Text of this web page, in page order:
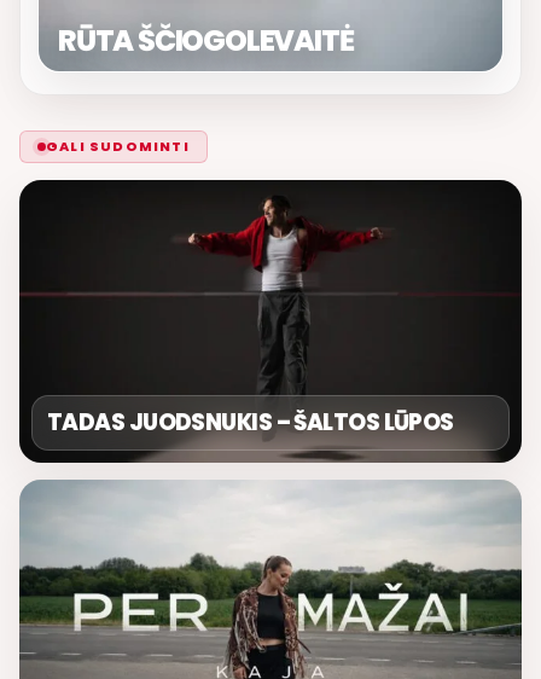
RŪTA ŠČIOGOLEVAITĖ
GALI SUDOMINTI
TADAS JUODSNUKIS – ŠALTOS LŪPOS